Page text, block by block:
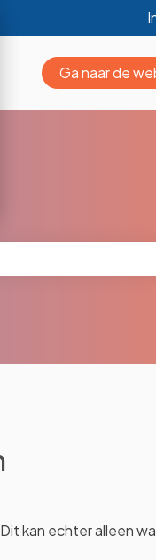
Ga naar de
kan echter alleen